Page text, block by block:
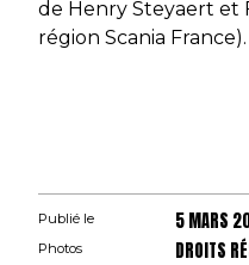
de Henry Steyaert et
région Scania France).
Publié le 5 MARS
Photos DROITS